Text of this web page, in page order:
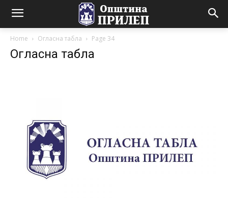
Home Огласна табла Page 34
Огласна табла